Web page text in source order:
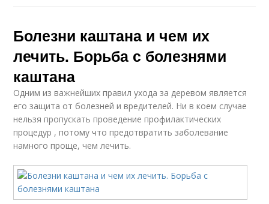
Болезни каштана и чем их
лечить. Борьба с болезнями
каштана
Одним из важнейших правил ухода за деревом является
его защита от болезней и вредителей. Ни в коем случае
нельзя пропускать проведение профилактических
процедур , потому что предотвратить заболевание
намного проще, чем лечить.